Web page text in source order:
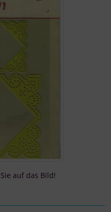
auf das Bild!